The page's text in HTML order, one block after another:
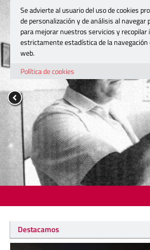
Destacamos
Se advierte al usuario del uso de cookies
de personalización y de análisis al navegar
para mejorar nuestros servicios y
estrictamente estadística de la
web.
Política de cookies